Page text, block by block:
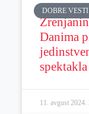
DOBRE VESTI
Danima
spektakla
11. avgust 2024.